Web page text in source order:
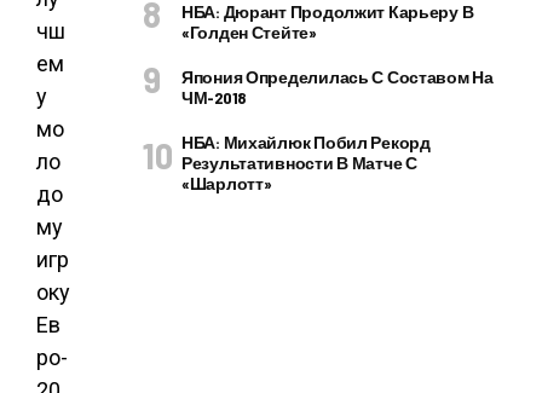
НБА: Дюрант Продолжит Карьеру В
«Голден Стейте»
Япония Определилась С Составом На
ЧМ-2018
НБА: Михайлюк Побил Рекорд
Результативности В Матче С
«Шарлотт»